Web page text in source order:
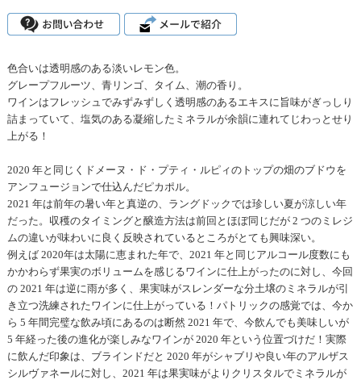
色合いは透明感のある淡いレモン色。
グレープフルーツ、青リンゴ、タイム、潮の香り。
ワインはフレッシュでみずみずしく透明感のあるエキスに旨味がぎっしり
詰まっていて、塩気のある凝縮したミネラルが余韻に連れてじわっとせり
上がる！
2020 年と同じくドメーヌ・ド・プティ・ルピィのトップの畑のブドウを
アンフュージョンで仕込んだピカポル。
2021 年は前年の暑い年と真逆の、ラングドックでは珍しい夏が涼しい年
だった。収穫のタイミングと醸造方法は前回とほぼ同じだが 2 つのミレジ
ムの違いが味わいに良く反映されているところがとても興味深い。
例えば 2020年は太陽に恵まれた年で、2021 年と同じアルコール度数にも
かかわらず果実のボリュームを感じるワインに仕上がったのに対し、今回
の 2021 年は逆に雨が多く、果実味がスレンダーな分土壌のミネラルが引
き立つ洗練されたワインに仕上がっている！パトリックの感覚では、今か
ら 5 年間完璧な飲み頃にあるのは断然 2021 年で、今飲んでも美味しいが
5 年経った後の進化が楽しみなワインが 2020 年という位置づけだ！実際
に飲んだ印象は、ブラインドだと 2020 年がシャブリや良い年のアルザス
シルヴァネールに対し、2021 年は果実味がよりクリスタルでミネラルが